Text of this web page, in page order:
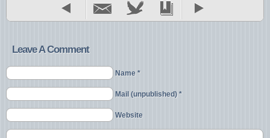
Leave A Comment
Name *
Mail (unpublished) *
Website